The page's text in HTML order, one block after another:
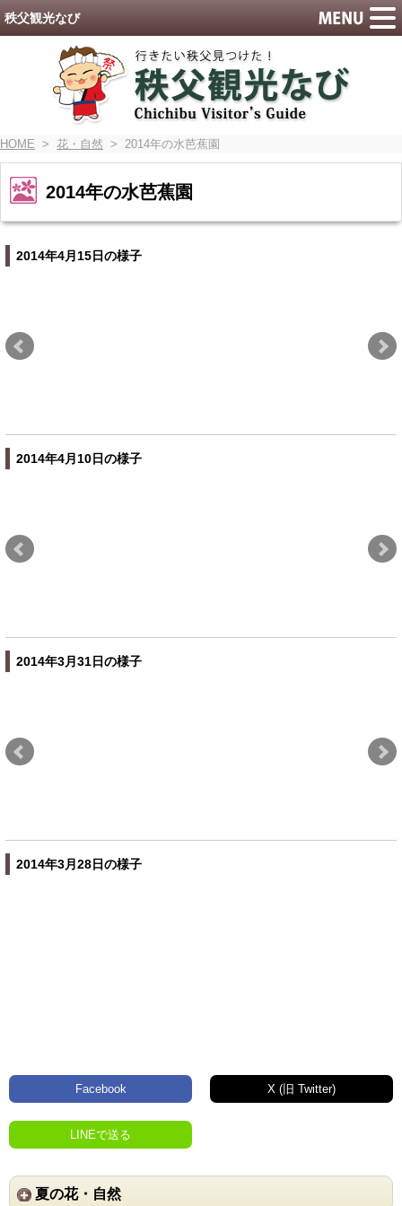
HOME > 花・自然 > 2014年の水芭蕉園
2014年の水芭蕉園
2014年4月15日の様子
2014年4月10日の様子
2014年3月31日の様子
2014年3月28日の様子
Facebook X (旧 Twitter)
LINEで送る
夏の花・自然
秩父観光なび